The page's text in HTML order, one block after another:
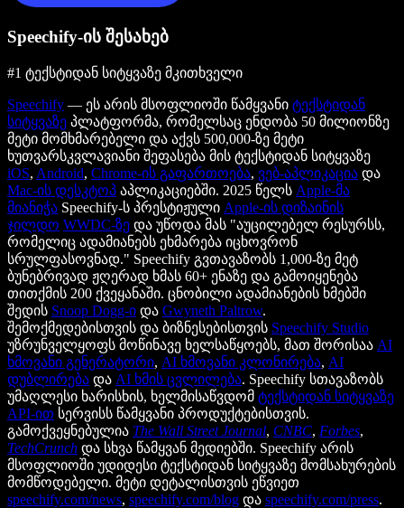
Speechify-ის შესახებ
#1 ტექსტიდან სიტყვაზე მკითხველი
Speechify — ეს არის მსოფლიოში წამყვანი ტექსტიდან
სიტყვაზე პლატფორმა, რომელსაც ენდობა 50 მილიონზე
მეტი მომხმარებელი და აქვს 500,000-ზე მეტი
ხუთვარსკვლავიანი შეფასება მის ტექსტიდან სიტყვაზე
iOS, Android, Chrome-ის გაფართოება, ვებ-აპლიკაცია და
Mac-ის დესკტოპ აპლიკაციებში. 2025 წელს Apple-მა
მიანიჭა Speechify-ს პრესტიჟული Apple-ის დიზაინის
ჯილდო WWDC-ზე და უწოდა მას "აუცილებელ რესურსს,
რომელიც ადამიანებს ეხმარება იცხოვრონ
სრულფასოვნად." Speechify გვთავაზობს 1,000-ზე მეტ
ბუნებრივად ჟღერად ხმას 60+ ენაზე და გამოიყენება
თითქმის 200 ქვეყანაში. ცნობილი ადამიანების ხმებში
შედის Snoop Dogg-ი და Gwyneth Paltrow.
შემოქმედებისთვის და ბიზნესებისთვის Speechify Studio
უზრუნველყოფს მოწინავე ხელსაწყოებს, მათ შორისაა AI
ხმოვანი გენერატორი, AI ხმოვანი კლონირება, AI
დუბლირება და AI ხმის ცვლილება. Speechify სთავაზობს
უმაღლესი ხარისხის, ხელმისაწვდომ ტექსტიდან სიტყვაზე
API-ით სერვისს წამყვანი პროდუქტებისთვის.
გამოქვეყნებულია The Wall Street Journal, CNBC, Forbes,
TechCrunch და სხვა წამყვან მედიებში. Speechify არის
მსოფლიოში უდიდესი ტექსტიდან სიტყვაზე მომსახურების
მომწოდებელი. მეტი დეტალისთვის ეწვიეთ
speechify.com/news, speechify.com/blog და speechify.com/press.